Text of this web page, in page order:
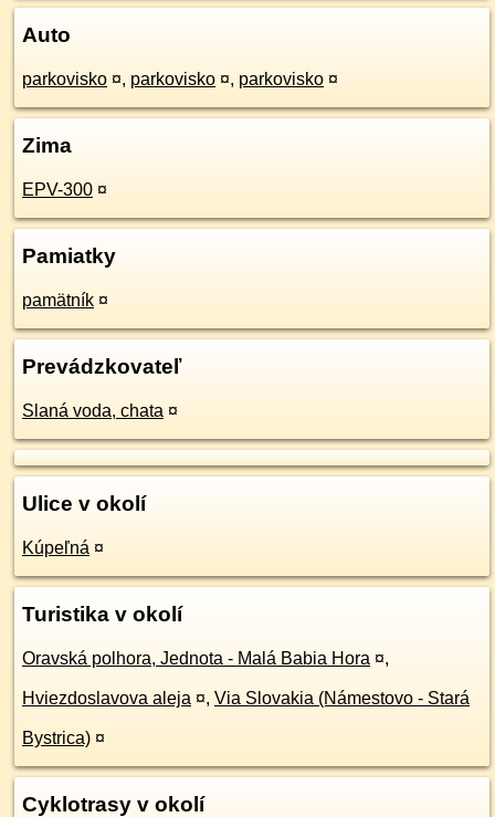
Auto
parkovisko ¤, parkovisko ¤, parkovisko ¤
Zima
EPV-300 ¤
Pamiatky
pamätník ¤
Prevádzkovateľ
Slaná voda, chata ¤
Ulice v okolí
Kúpeľná ¤
Turistika v okolí
Oravská polhora, Jednota - Malá Babia Hora ¤,
Hviezdoslavova aleja ¤, Via Slovakia (Námestovo - Stará
Bystrica) ¤
Cyklotrasy v okolí